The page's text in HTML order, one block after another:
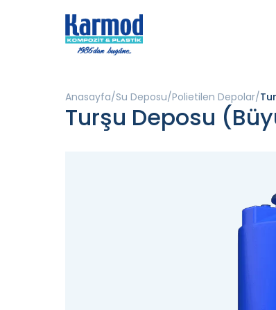
Anasayfa Su Deposu Polietilen Depolar
Turşu Deposu